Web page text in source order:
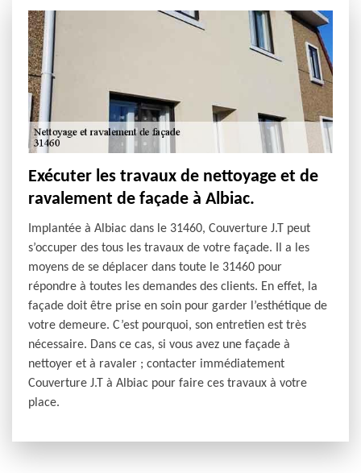
Exécuter les travaux de nettoyage et de
ravalement de façade à Albiac.
Implantée à Albiac dans le 31460, Couverture J.T peut
s’occuper des tous les travaux de votre façade. Il a les
moyens de se déplacer dans toute le 31460 pour
répondre à toutes les demandes des clients. En effet, la
façade doit être prise en soin pour garder l’esthétique de
votre demeure. C’est pourquoi, son entretien est très
nécessaire. Dans ce cas, si vous avez une façade à
nettoyer et à ravaler ; contacter immédiatement
Couverture J.T à Albiac pour faire ces travaux à votre
place.